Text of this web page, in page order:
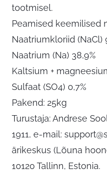
tootmisel.
Peamised keemilised
Naatriumkloriid (NaCl)
Naatrium (Na) 38,9%
Kaltsium +
Sulfaat (SO4) 0,7%
Pakend: 25kg
Turustaja: Andrese
1911, e-mail:
ärikeskus (Lõuna
10120 Tallinn, Estonia.